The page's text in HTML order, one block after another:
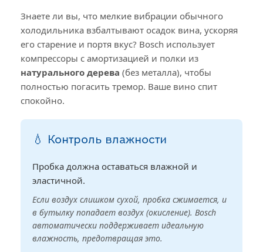
Знаете ли вы, что мелкие вибрации обычного
холодильника взбалтывают осадок вина, ускоряя
его старение и портя вкус? Bosch использует
компрессоры с амортизацией и полки из
натурального дерева (без металла), чтобы
полностью погасить тремор. Ваше вино спит
спокойно.
💧 Контроль влажности
Пробка должна оставаться влажной и
эластичной.
Если воздух слишком сухой, пробка сжимается, и
в бутылку попадает воздух (окисление). Bosch
автоматически поддерживает идеальную
влажность, предотвращая это.